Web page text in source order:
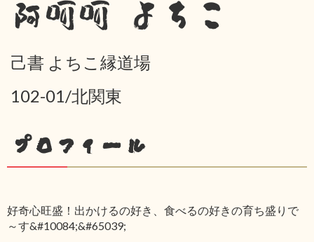
阿呵呵 よちこ
己書 よちこ縁道場
102-01/北関東
プロフィール
好奇心旺盛！出かけるの好き、食べるの好きの育ち盛りで
～す&#10084;&#65039;